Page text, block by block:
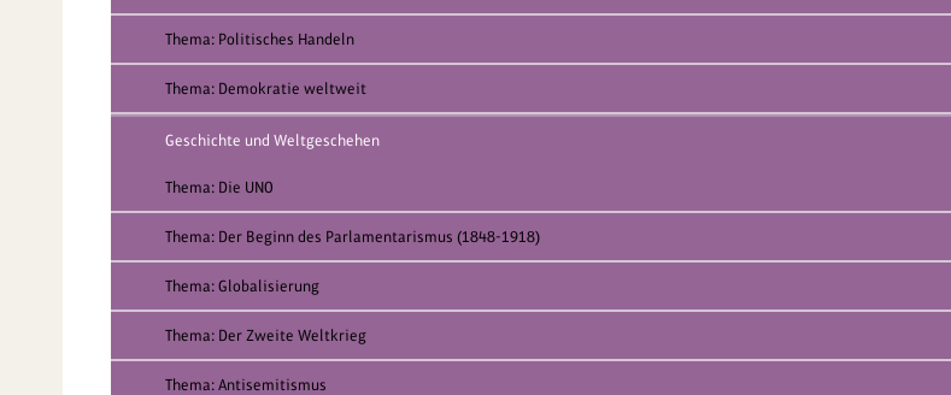
Thema: Politisches Handeln
Thema: Demokratie weltweit
Geschichte und Weltgeschehen
Thema: Die UNO
Thema: Der Beginn des Parlamentarismus (1848-1918)
Thema: Globalisierung
Thema: Der Zweite Weltkrieg
Thema: Antisemitismus